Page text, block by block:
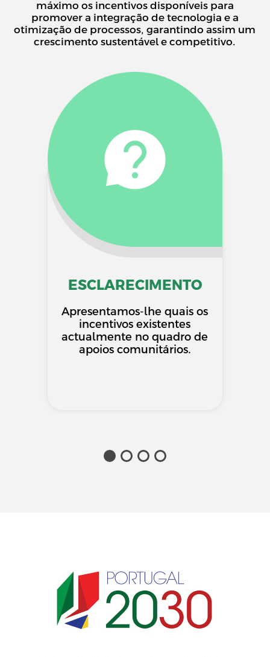
máximo os incentivos disponíveis para
promover a integração de tecnologia e a
otimização de processos, garantindo assim um
crescimento sustentável e competitivo.
ESCLARECIMENTO
Apresentamos-lhe quais os
incentivos existentes
actualmente no quadro de
apoios comunitários.